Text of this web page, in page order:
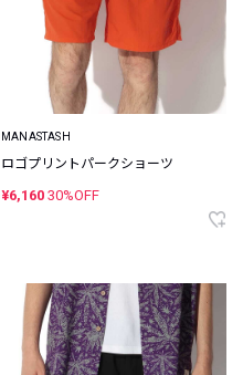
MANASTASH
ロゴプリントパークショーツ
¥6,160 30%OFF